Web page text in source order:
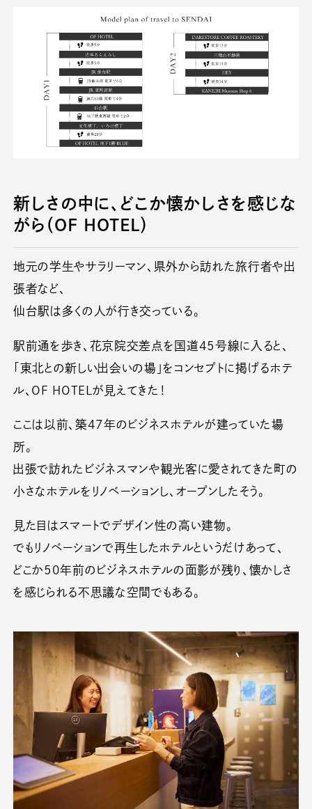
新しさの中に、どこか懐かしさを感じな
がら（OF HOTEL）
地元の学生やサラリーマン、県外から訪れた旅行者や出
張者など、
仙台駅は多くの人が行き交っている。
駅前通を歩き、花京院交差点を国道45号線に入ると、
「東北との新しい出会いの場」をコンセプトに掲げるホテ
ル、OF HOTELが見えてきた！
ここは以前、築47年のビジネスホテルが建っていた場
所。
出張で訪れたビジネスマンや観光客に愛されてきた町の
小さなホテルをリノベーションし、オープンしたそう。
見た目はスマートでデザイン性の高い建物。
でもリノベーションで再生したホテルというだけあって、
どこか50年前のビジネスホテルの面影が残り、懐かしさ
を感じられる不思議な空間でもある。